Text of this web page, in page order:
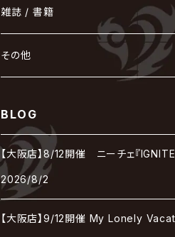
有村竜太朗
ΛrlequiΩ / アルルカン
Angelo
cali≠gari
河村隆一
シド
JAKIGAN MEISTER
Chanty
Janne Da Arc
SPLENDID GOD GIRAFFE
SLAPSLY / CHIYU
DAVID / SUI / 縁
DARRELL
Develop One's Faculties
DEXCORE
TAKE NO BREAK
DEZERT
TЯicKY
NOCTURNAL BLOODLUST
薔薇の宮殿
BAROQUE
hide with Spread Beaver / hide
HIDE-ZOU
ビバラッシュ
Plastic Tree
Frantic EMIRY
THE BEETHOVEN
HELLBROTH / ヘルブロス
The Benjamin
POIDOL
HOLLOWGRAM
マツタケワークス
摩天楼オペラ
THE MADNA
美良政次
MIRAGE
メトロノーム
MERRY / メリー
も
THE MORTAL
最上川司
ユナイト
Rides In ReVellion
La'veil MizeriA
LAB.THE BASEMENT / ラボ ザ ベヰスメン
Leetspeak monsters
Ricky
RENAME
LIBRAVEL / リブラヴェル
LIPHLICH
る
Ruiza
LUNA SEA
れ
the Raid.
REIGN
RAZOR
Royz
Rorschach.inc
ロマン急行
wyse
我が為
雑誌 / 書籍
hévn
その他
BLOG
【大阪店】8/12開催 ニーチェ『IGNITE
2026/8/2
【大阪店】9/12開催 My Lonely